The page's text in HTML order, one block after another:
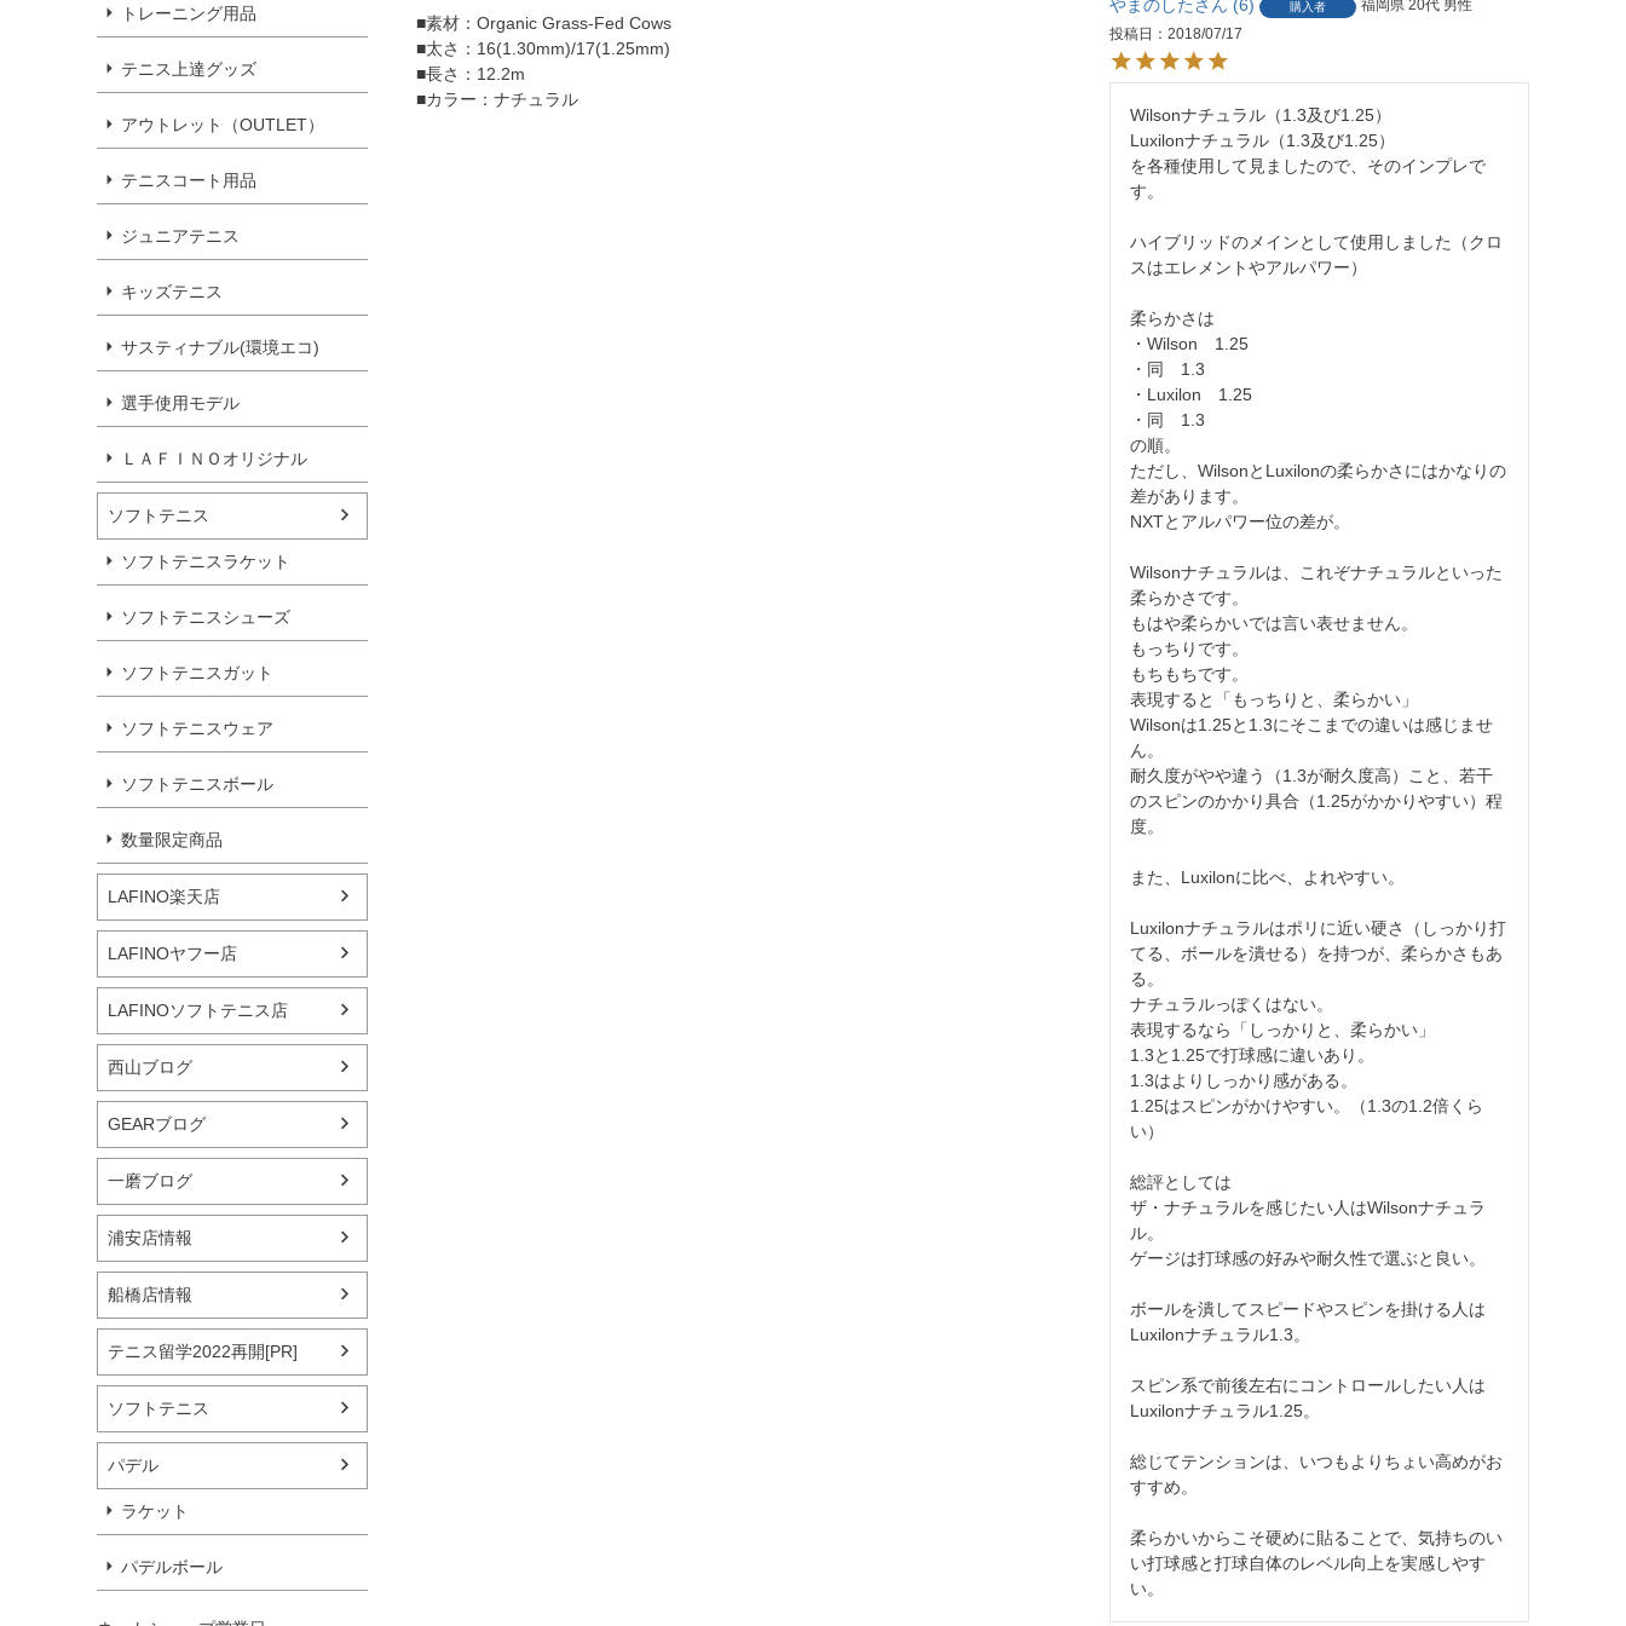
トレーニング用品
テニス上達グッズ
アウトレット（OUTLET）
テニスコート用品
ジュニアテニス
キッズテニス
サスティナブル(環境エコ)
選手使用モデル
ＬＡＦＩＮＯオリジナル
ソフトテニス
ソフトテニスラケット
ソフトテニスシューズ
ソフトテニスガット
ソフトテニスウェア
ソフトテニスボール
数量限定商品
LAFINO楽天店
LAFINOヤフー店
LAFINOソフトテニス店
西山ブログ
GEARブログ
一磨ブログ
浦安店情報
船橋店情報
テニス留学2022再開[PR]
ソフトテニス
パデル
ラケット
パデルボール
■素材：Organic Grass-Fed Cows
■太さ：16(1.30mm)/17(1.25mm)
■長さ：12.2m
■カラー：ナチュラル
やまのした 6 購入者 福岡県 20代 男性
投稿日
2018/07/17
Wilsonナチュラル（1.3及び1.25）
Luxilonナチュラル（1.3及び1.25）
を各種使用して見ましたので、そのインプレで
す。
ハイブリッドのメインとして使用しました（クロ
スはエレメントやアルパワー）
柔らかさは
・Wilson　1.25
・同　1.3
・Luxilon　1.25
・同　1.3
の順。
ただし、WilsonとLuxilonの柔らかさにはかなりの
差があります。
NXTとアルパワー位の差が。
Wilsonナチュラルは、これぞナチュラルといった
柔らかさです。
もはや柔らかいでは言い表せません。
もっちりです。
もちもちです。
表現すると「もっちりと、柔らかい」
Wilsonは1.25と1.3にそこまでの違いは感じませ
ん。
耐久度がやや違う（1.3が耐久度高）こと、若干
のスピンのかかり具合（1.25がかかりやすい）程
度。
また、Luxilonに比べ、よれやすい。
Luxilonナチュラルはポリに近い硬さ（しっかり打
てる、ボールを潰せる）を持つが、柔らかさもあ
る。
ナチュラルっぽくはない。
表現するなら「しっかりと、柔らかい」
1.3と1.25で打球感に違いあり。
1.3はよりしっかり感がある。
1.25はスピンがかけやすい。（1.3の1.2倍くら
い）
総評としては
ザ・ナチュラルを感じたい人はWilsonナチュラ
ル。
ゲージは打球感の好みや耐久性で選ぶと良い。
ボールを潰してスピードやスピンを掛ける人は
Luxilonナチュラル1.3。
スピン系で前後左右にコントロールしたい人は
Luxilonナチュラル1.25。
総じてテンションは、いつもよりちょい高めがお
すすめ。
柔らかいからこそ硬めに貼ることで、気持ちのい
い打球感と打球自体のレベル向上を実感しやす
い。